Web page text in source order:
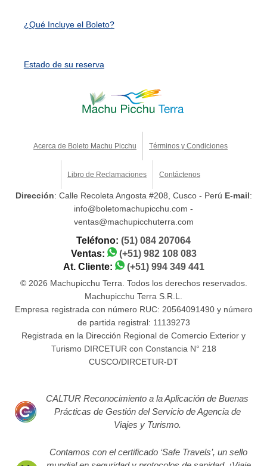
¿Qué Incluye el Boleto?
Estado de su reserva
Acerca de Boleto Machu Picchu Términos y Condiciones
Libro de Reclamaciones Contáctenos
Dirección: Calle Recoleta Angosta #208, Cusco - Perú E-mail:
info@boletomachupicchu.com -
ventas@machupicchuterra.com
Teléfono: (51) 084 207064
Ventas:
(+51) 982 108 083
At. Cliente:
(+51) 994 349 441
© 2026 Machupicchu Terra. Todos los derechos reservados.
Machupicchu Terra S.R.L.
Empresa registrada con número RUC: 20564091490 y número
de partida registral: 11139273
Registrada en la Dirección Regional de Comercio Exterior y
Turismo DIRCETUR con Constancia N° 218
CUSCO/DIRCETUR-DT
CALTUR Reconocimiento a la Aplicación de Buenas
Prácticas de Gestión del Servicio de Agencia de
Viajes y Turismo.
Contamos con el certificado ‘Safe Travels’, un sello